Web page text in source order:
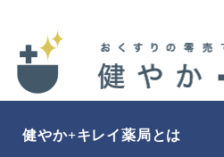
健やか+キレイ薬局とは